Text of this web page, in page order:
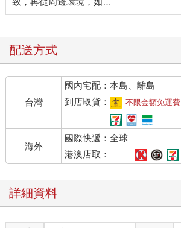
配送方式
台灣
國內宅配：本島、離島
到店取貨：
不限金額免運費
海外
國際快遞：全球
港澳店取：
詳細資料